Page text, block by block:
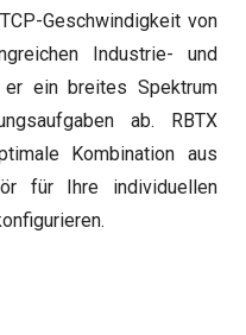
Geschwindigkeit von
Industrie- und
ein breites Spektrum
ab. RBTX
Kombination aus
für Ihre individuellen